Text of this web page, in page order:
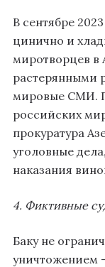
В сентябре
цинично и
миротворцев в
растерянными
мировые СМИ.
российских
прокуратура
уголовные
наказания
4. Фиктивные
Баку не
уничтожением